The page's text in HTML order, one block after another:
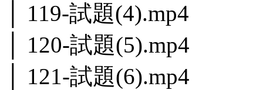
│ 119-試題(4).mp4
│ 120-試題(5).mp4
│ 121-試題(6).mp4